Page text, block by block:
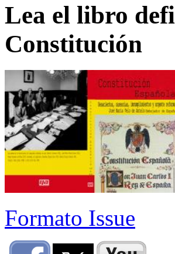
Lea el libro
Constitución
Formato Issue